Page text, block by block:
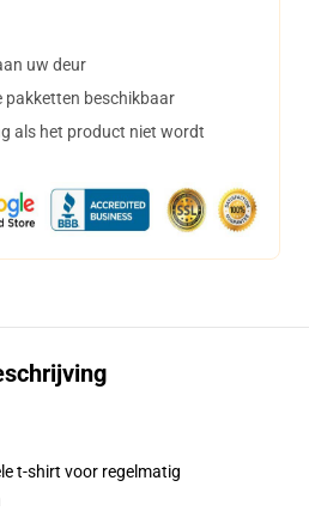
uw deur
pakketten beschikbaar
als het product niet wordt
t-shirt voor regelmatig